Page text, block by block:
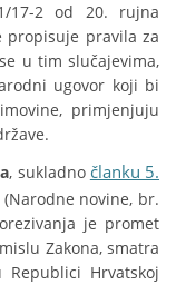
17-2 od 20. rujna
propisuje pravila za
u tim slučajevima,
ugovor koji bi
primjenjuju
, sukladno članku 5.
novine, br.
je promet
Zakona, smatra
Hrvatskoj